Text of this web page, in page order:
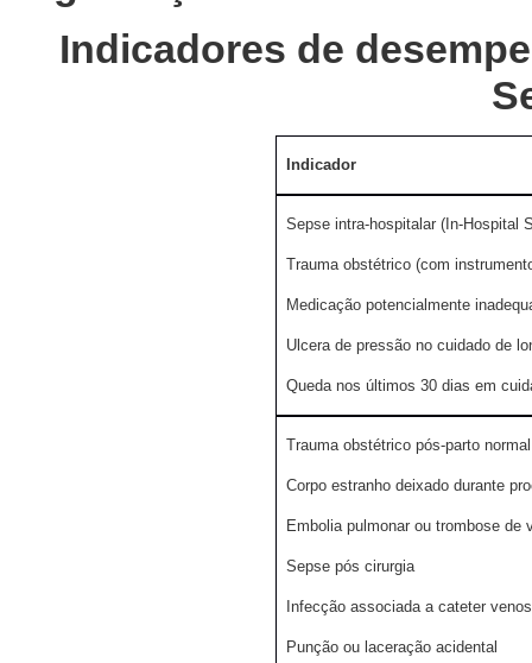
Indicadores de
Indicador
Sepse intra-hospitalar (In-Hospital
Trauma obstétrico (com
Medicação potencialmente
Ulcera de pressão no cuidado de
Queda nos últimos 30 dias em
Trauma obstétrico pós-parto
Corpo estranho deixado durante
Embolia pulmonar ou trombose de
Sepse pós cirurgia
Infecção associada a cateter
Punção ou laceração acidental